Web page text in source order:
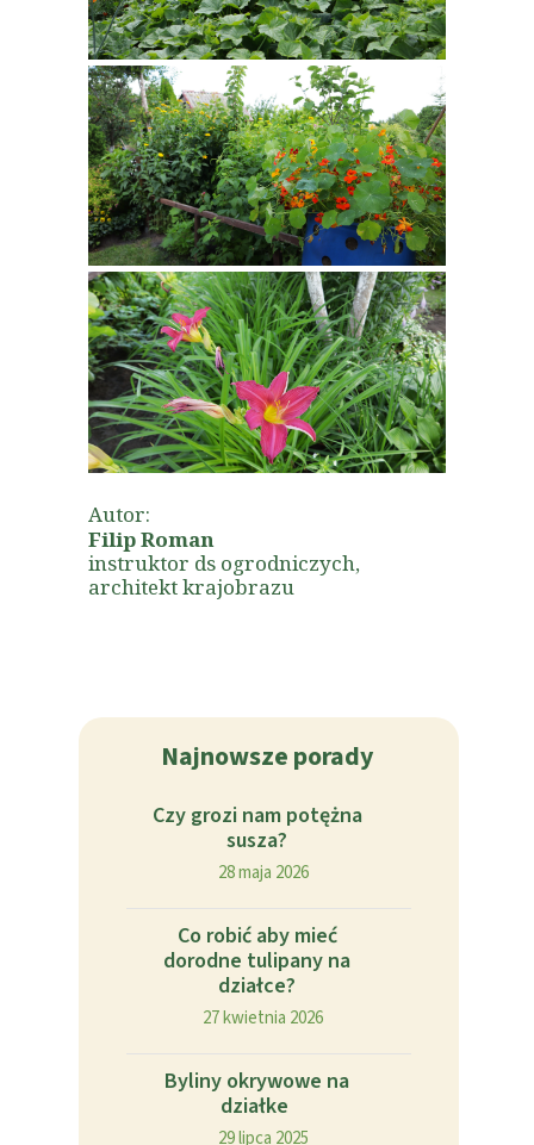
Najnowsze porady
Czy grozi nam potężna
susza?
28 maja 2026
Co robić aby mieć
dorodne tulipany na
działce?
27 kwietnia 2026
Byliny okrywowe na
działke
29 lipca 2025
Autor:
Filip Roman
instruktor ds ogrodniczych,
architekt krajobrazu